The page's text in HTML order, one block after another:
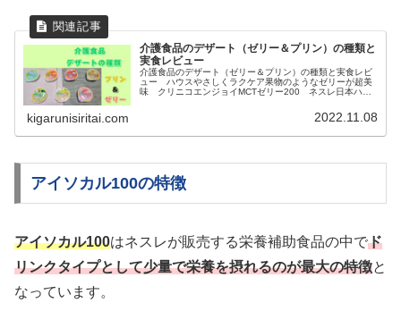
介護食品のデザート（ゼリー＆プリン）の種類と
実食レビュー
介護食品のデザート（ゼリー＆プリン）の種類と実食レビ
ュー ハウスやさしくラクケア果物のようなゼリーが超美
味 クリニコエンジョイMCTゼリー200 ネスレ日本ハイ
kigarunisiritai.com 2022.11.08
アイソカル100の特徴
アイソカル100はネスレが販売する栄養補助食品の中でド
リンクタイプとして少量で栄養を摂れるのが最大の特徴と
なっています。